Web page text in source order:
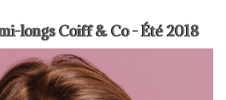
longs Coiff & Co - Été 2018